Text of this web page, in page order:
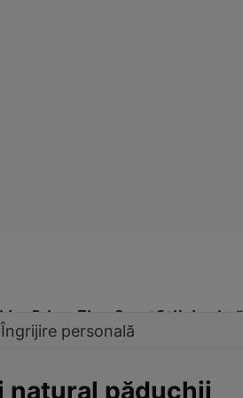
Prime Time SportStil de viață
Îngrijire personală
natural păduchii